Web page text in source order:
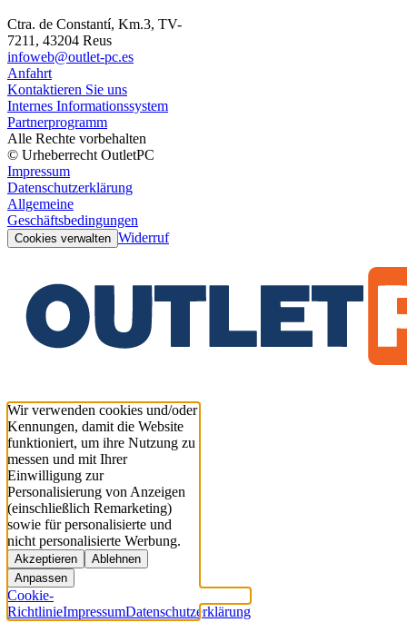
Ctra. de Constantí, Km.3, TV-
7211, 43204 Reus
infoweb@outlet-pc.es
Anfahrt
Kontaktieren Sie uns
Internes Informationssystem
Partnerprogramm
Alle Rechte vorbehalten
© Urheberrecht OutletPC
Impressum
Datenschutzerklärung
Allgemeine
Geschäftsbedingungen
Cookies verwalten Widerruf
Wir verwenden cookies und/oder
Kennungen, damit die Website
funktioniert, um ihre Nutzung zu
messen und mit Ihrer
Einwilligung zur
Personalisierung von Anzeigen
(einschließlich Remarketing)
sowie für personalisierte und
nicht personalisierte Werbung.
Akzeptieren
Ablehnen
Anpassen
Cookie-
RichtlinieImpressumDatenschutzerklärung